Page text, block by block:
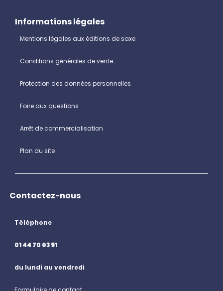
Informations légales
Mentions légales aux éditions de saxe
Conditions générales de vente
Protection des données personnelles
Foire aux questions
Arrêt de commercialisation
Plan du site
Contactez-nous
Téléphone
01 44 70 03 91
du lundi au vendredi